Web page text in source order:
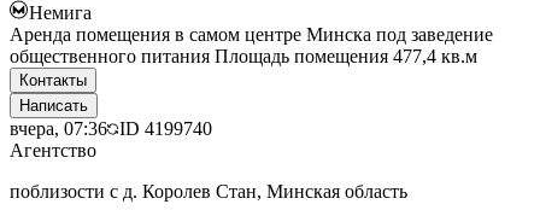
Немига
Аренда помещения в самом центре Минска под заведение
общественного питания Площадь помещения 477,4 кв.м
Контакты
Написать
вчера, 07:36 ID 4199740
Агентство
поблизости с д. Королев Стан, Минская область